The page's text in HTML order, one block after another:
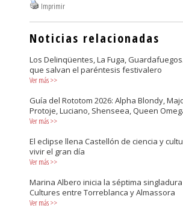
Imprimir
Noticias relacionadas
Los Delinqüentes, La Fuga,
que salvan el paréntesis festivalero
Ver más>>
Guía del Rototom 2026: Alpha Blondy,
Protoje, Luciano, Shenseea, Queen
Ver más>>
El eclipse llena Castellón de ciencia y
vivir el gran día
Ver más>>
Marina Albero inicia la séptima
Cultures entre Torreblanca y Almassora
Ver más>>